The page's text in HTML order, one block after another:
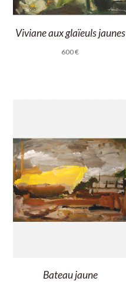
Viviane aux glaïeuls jaunes
600€
Bateau jaune